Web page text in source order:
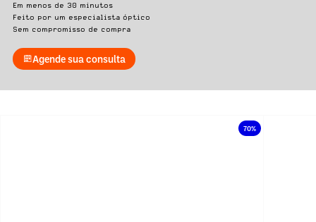
Em menos de 30 minutos
Feito por um especialista óptico
Sem compromisso de compra
Agende sua consulta
70%